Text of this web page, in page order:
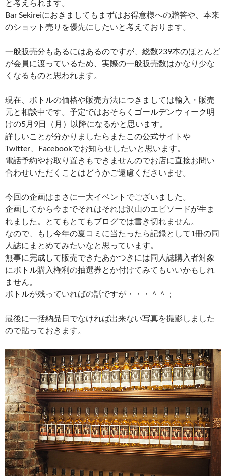
と考えられます。
Bar Sekireiにおきましてもまずはお得意様への贈答や、本来
のショット売りを優先にしたいと考えております。
一般販売分もあるにはあるのですが、総数239本のほとんど
が会員に渡っているため、実際の一般販売数はかなり少な
くなるものと思われます。
現在、ボトルの価格や販売方法につきましては輸入・販売
元と相談中です。予定ではおそらくゴールデンウィーク明
けの5月9日（月）以降になるかと思います。
詳しいことが分かりましたらまたこの公式サイトや
Twitter、Facebookでお知らせしたいと思います。
電話予約やお取り置きもできませんのでお店に直接お問い
合わせいただくことはどうかご遠慮くださいませ。
今回の企画はまさに一大イベントでございました。
企画してから今までそれはそれは沢山のエピソードが生ま
れました。とてもとてもブログでは書き切れません。
なので、もし今年の夏コミに当たったら記録として1冊の同
人誌にまとめてみたいなと思っています。
無事に完成して販売できたあかつきには同人誌購入者対象
にボトル購入権利の抽選券とか付けてみてもいいかもしれ
ません。
ボトルが残っていればの話ですが・・・＾＾；
最後に一括納品日でなければ出来ない写真を撮影しました
ので貼っておきます。